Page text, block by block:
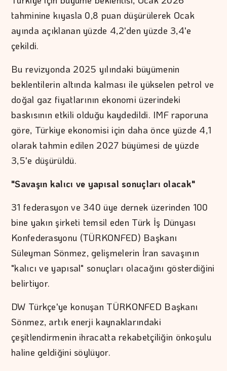
tahminine kıyasla 0,8 puan düşürülerek Ocak
ayında açıklanan yüzde 4,2'den yüzde 3,4'e
çekildi.
Bu revizyonda 2025 yılındaki büyümenin
beklentilerin altında kalması ile yükselen petrol ve
doğal gaz fiyatlarının ekonomi üzerindeki
baskısının etkili olduğu kaydedildi. IMF raporuna
göre, Türkiye ekonomisi için daha önce yüzde 4,1
olarak tahmin edilen 2027 büyümesi de yüzde
3,5'e düşürüldü.
"Savaşın kalıcı ve yapısal sonuçları olacak"
31 federasyon ve 340 üye dernek üzerinden 100
bine yakın şirketi temsil eden Türk İş Dünyası
Konfederasyonu (TÜRKONFED) Başkanı
Süleyman Sönmez, gelişmelerin İran savaşının
"kalıcı ve yapısal" sonuçları olacağını gösterdiğini
belirtiyor.
DW Türkçe'ye konuşan TÜRKONFED Başkanı
Sönmez, artık enerji kaynaklarındaki
çeşitlendirmenin ihracatta rekabetçiliğin önkoşulu
haline geldiğini söylüyor.